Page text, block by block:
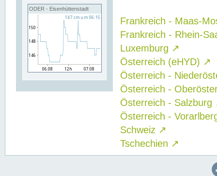
ODER - Eisenhüttenstadt
Frankreich - Maas-
Frankreich - Rhein-
Luxemburg ↗
Österreich (eHYD) ↗
Österreich -
Österreich -
Österreich - Salzburg
Österreich -
Schweiz ↗
Tschechien ↗